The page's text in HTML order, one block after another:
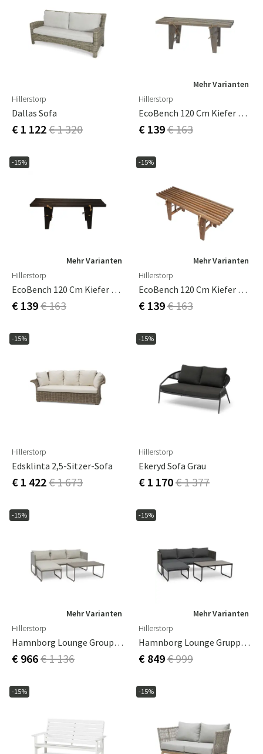
Hillerstorp
Dallas Sofa
€ 1 122€ 1 320
Mehr Varianten
Hillerstorp
EcoBench 120 Cm Kiefer Grau Geölt
€ 139€ 163
-15%
Mehr Varianten
Hillerstorp
EcoBench 120 Cm Kiefer Schwarz Geölt
€ 139€ 163
-15%
Mehr Varianten
Hillerstorp
EcoBench 120 Cm Kiefer Braun Geölt
€ 139€ 163
-15%
Hillerstorp
Edsklinta 2,5-Sitzer-Sofa
€ 1 422€ 1 673
-15%
Hillerstorp
Ekeryd Sofa Grau
€ 1 170€ 1 377
-15%
Mehr Varianten
Hillerstorp
Hamnborg Lounge Group Beige
€ 966€ 1 136
-15%
Mehr Varianten
Hillerstorp
Hamnborg Lounge Gruppe Grau
€ 849€ 999
-15% -15%